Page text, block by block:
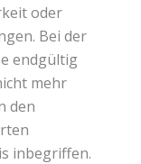
oder
Bei der
endgültig
mehr
den
inbegriffen.